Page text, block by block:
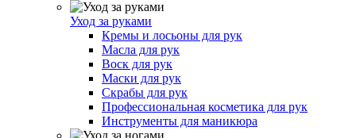
Уход за руками
Кремы и лосьоны для рук
Масла для рук
Воск для рук
Маски для рук
Скрабы для рук
Профессиональная косметика для рук
Инструменты для маникюра